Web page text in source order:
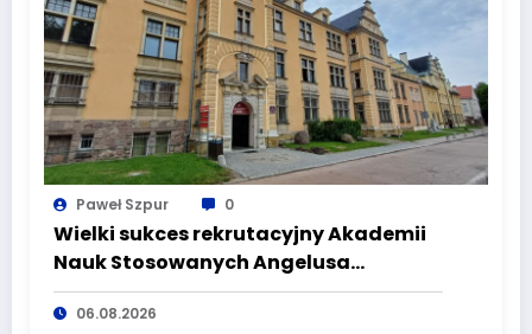
Paweł Szpur 0
Wielki sukces rekrutacyjny Akademii
Nauk Stosowanych Angelusa
Silesiusa! Uczelnia bije rekordy, ale Ty
wciąż masz szansę – weź udział w II
06.08.2026